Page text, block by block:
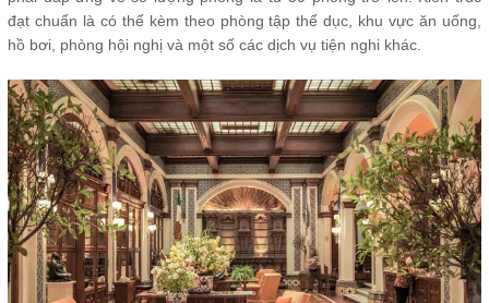
đạt chuẩn là có thể kèm theo phòng tập thể dục, khu vực ăn uống,
hồ bơi, phòng hội nghị và một số các dịch vụ tiện nghi khác.